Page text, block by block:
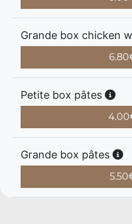
Grande box chicken
6.80
Petite box pâtes
4.00
Grande box pâtes
5.50